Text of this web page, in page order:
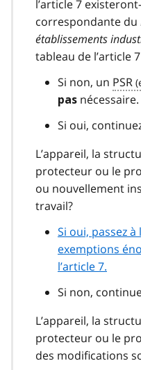
l’article 7
correspondante du
établissements
tableau de l’article
Si non, un PSR
pas nécessaire.
Si oui,
L’appareil, la
protecteur ou le
ou nouvellement
travail?
Si oui, passez
exemptions
l’article 7.
Si non,
L’appareil, la
protecteur ou le
des modifications